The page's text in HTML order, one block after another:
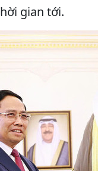
gian tới.